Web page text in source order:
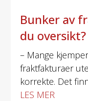
Bunker av
du oversikt?
– Mange
fraktfakturaer
korrekte. Det
LES MER